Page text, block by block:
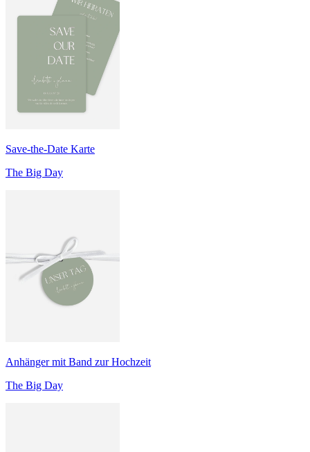
Save-the-Date Karte
The Big Day
Anhänger mit Band zur Hochzeit
The Big Day